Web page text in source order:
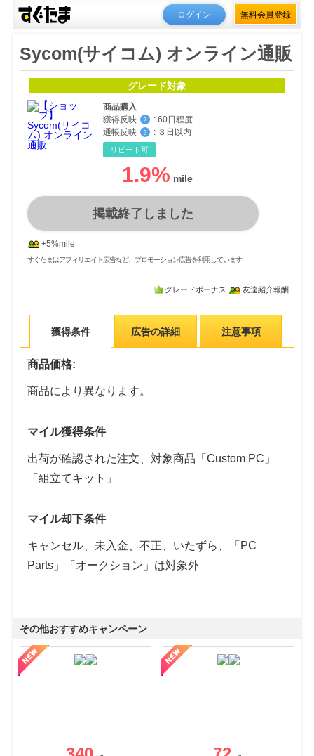
ログイン 無料会員登録
Sycom(サイコム) オンライン通販
グレード対象
商品購入
獲得反映
？ : 60日程度
通帳反映
？ : ３日以内
リピート可
1.9%
掲載終了しました
+5%mile
すぐたまはアフィリエイト広告など、プロモーション広告を利用しています
グレードボーナス 友達紹介報酬
獲得条件 広告の詳細 注意事項
商品価格:
商品により異なります。
マイル獲得条件
出荷が確認された注文、対象商品「Custom PC」
「組立てキット」
マイル却下条件
キャンセル、未入金、不正、いたずら、「PC
Parts」「オークション」は対象外
その他おすすめキャンペーン